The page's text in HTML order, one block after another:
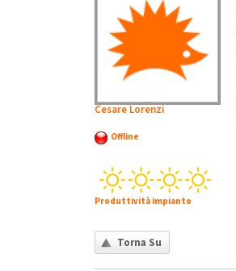
Cesare Lorenzi
Offline
Produttività impianto
Torna Su